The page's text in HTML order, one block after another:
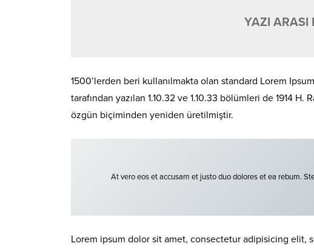
YAZI ARASI
1500’lerden beri kullanılmakta olan standard Lorem
tarafından yazılan 1.10.32 ve 1.10.33 bölümleri de 1914
özgün biçiminden yeniden üretilmiştir.
At vero eos et accusam et justo duo dolores et ea rebum.
Lorem ipsum dolor sit amet, consectetur adipisicing